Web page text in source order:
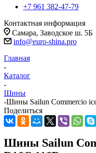
+7 961 382-47-79
Контактная информация
Самара, Заводское ш. 5Б
info@euro-shina.pro
Главная
-
Каталог
-
Шины
-Шины Sailun Commercio
Поделиться
Шины Sailun